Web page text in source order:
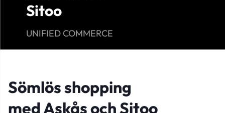
Sitoo
UNIFIED COMMERCE
Sömlös shopping
med Askås och Sitoo